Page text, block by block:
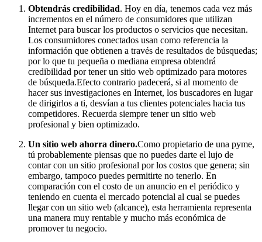
Obtendrás credibilidad. Hoy en día, tenemos cada vez más
incrementos en el número de consumidores que utilizan
Internet para buscar los productos o servicios que necesitan.
Los consumidores conectados usan como referencia la
información que obtienen a través de resultados de búsquedas;
por lo que tu pequeña o mediana empresa obtendrá
credibilidad por tener un sitio web optimizado para motores
de búsqueda.Efecto contrario padecerá, si al momento de
hacer sus investigaciones en Internet, los buscadores en lugar
de dirigirlos a ti, desvían a tus clientes potenciales hacia tus
competidores. Recuerda siempre tener un sitio web
profesional y bien optimizado.
Un sitio web ahorra dinero.Como propietario de una pyme,
tú probablemente piensas que no puedes darte el lujo de
contar con un sitio profesional por los costos que genera; sin
embargo, tampoco puedes permitirte no tenerlo. En
comparación con el costo de un anuncio en el periódico y
teniendo en cuenta el mercado potencial al cual se puedes
llegar con un sitio web (alcance), esta herramienta representa
una manera muy rentable y mucho más económica de
promover tu negocio.